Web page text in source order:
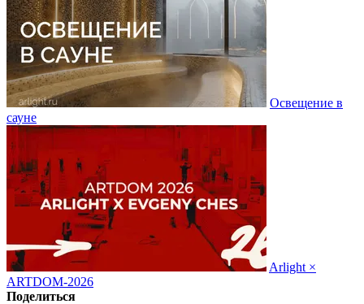
Освещение в
сауне
Arlight ×
ARTDOM-2026
Поделиться